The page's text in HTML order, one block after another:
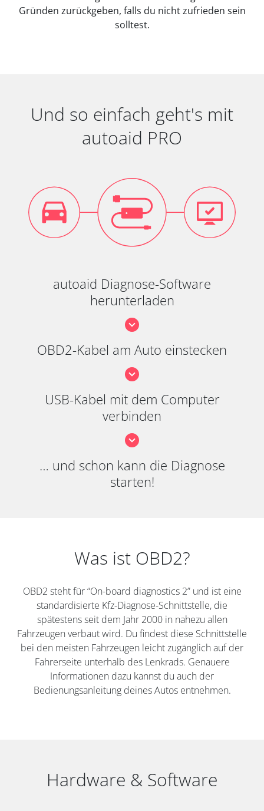
Gründen zurückgeben, falls du nicht zufrieden sein
solltest.
Und so einfach geht's mit
autoaid PRO
autoaid Diagnose-Software
herunterladen
OBD2-Kabel am Auto einstecken
USB-Kabel mit dem Computer
verbinden
… und schon kann die Diagnose
starten!
Was ist OBD2?
OBD2 steht für “On-board diagnostics 2” und ist eine
standardisierte Kfz-Diagnose-Schnittstelle, die
spätestens seit dem Jahr 2000 in nahezu allen
Fahrzeugen verbaut wird. Du findest diese Schnittstelle
bei den meisten Fahrzeugen leicht zugänglich auf der
Fahrerseite unterhalb des Lenkrads. Genauere
Informationen dazu kannst du auch der
Bedienungsanleitung deines Autos entnehmen.
Hardware & Software